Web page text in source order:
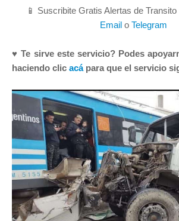
📱 Suscribite Gratis Alertas de Transito
Emailo Telegram
♥ Te sirve este servicio? Podes
haciendo clic acápara que el servicio